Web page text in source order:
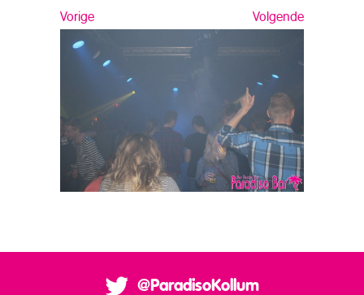
Volgende
Vorige
@ParadisoKollum